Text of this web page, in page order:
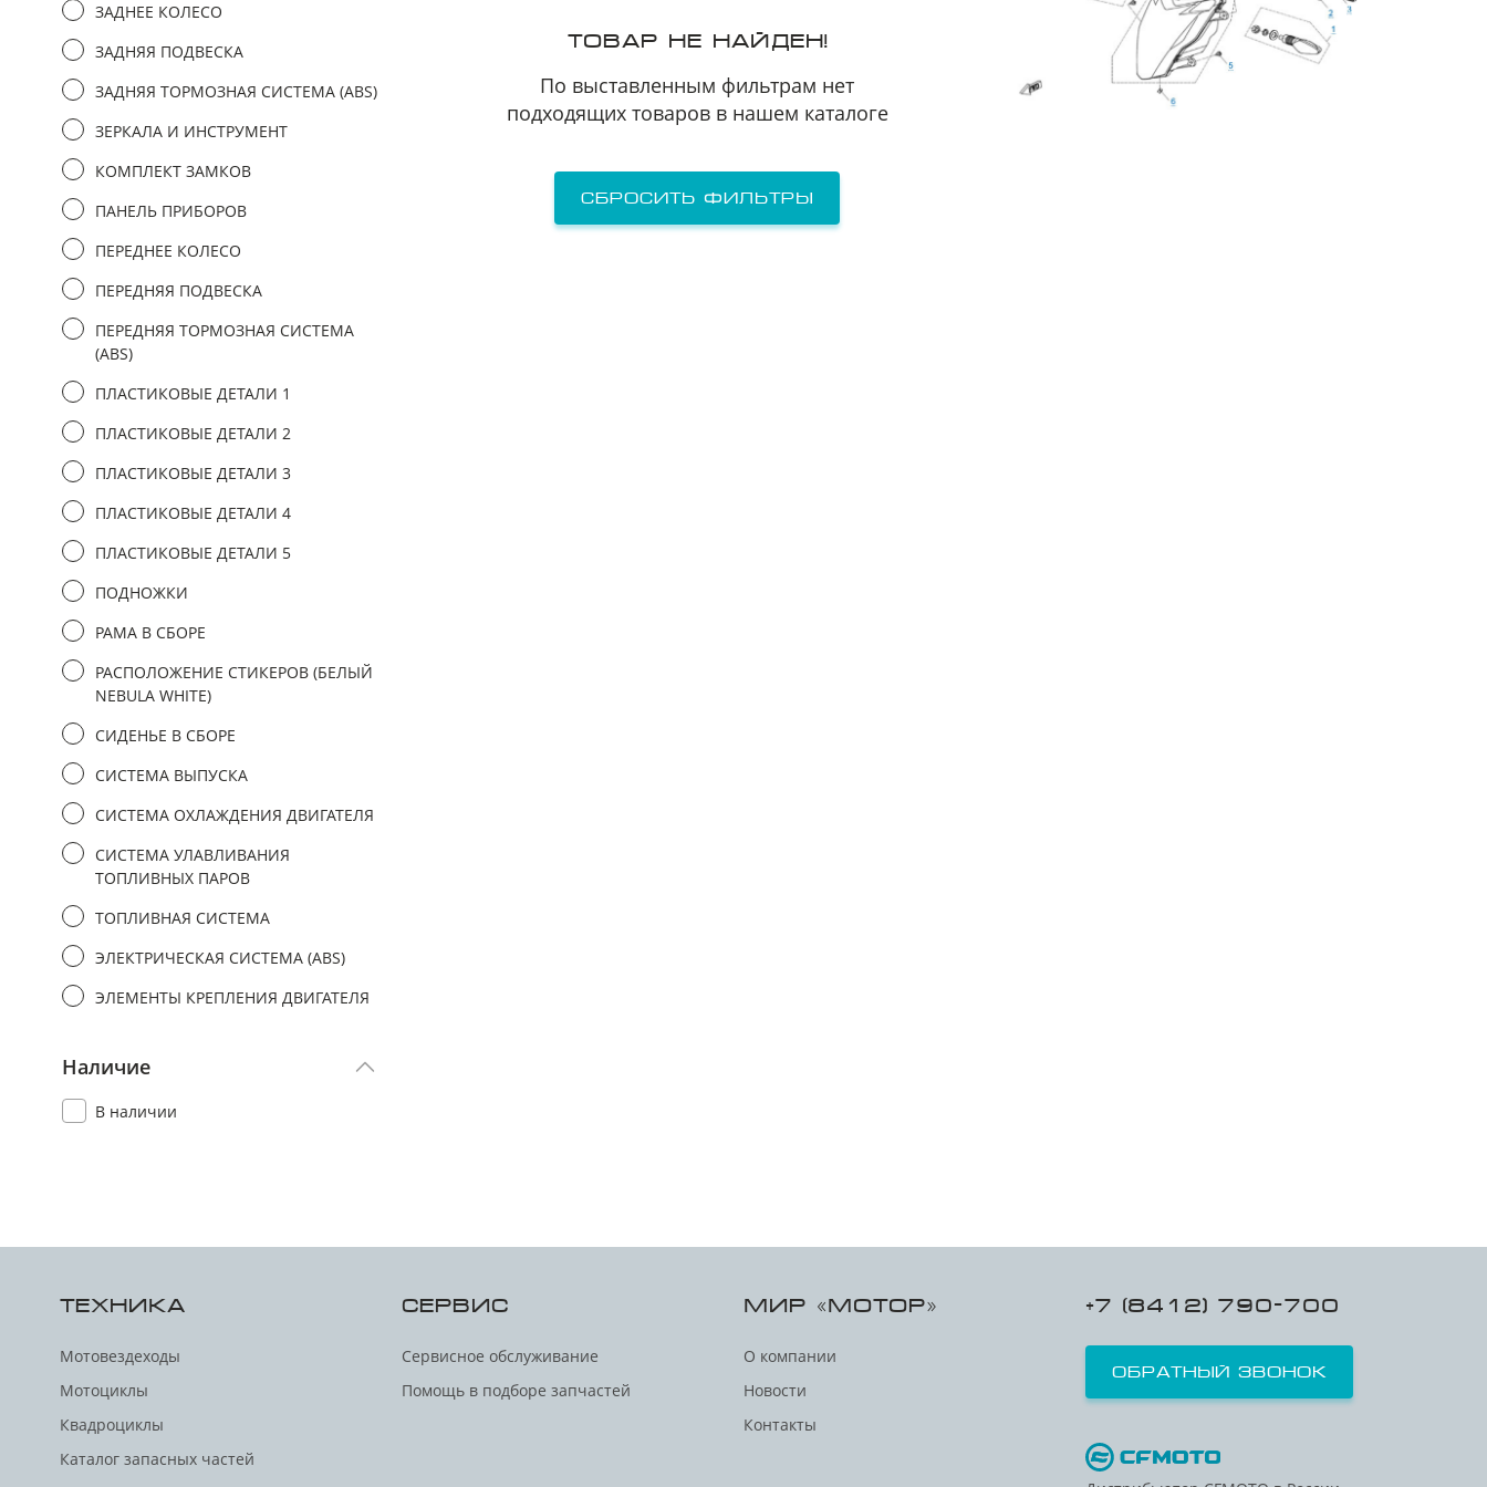
ЗАДНЕЕ КОЛЕСО
ЗАДНЯЯ ПОДВЕСКА
ЗАДНЯЯ ТОРМОЗНАЯ СИСТЕМА (ABS)
ЗЕРКАЛА И ИНСТРУМЕНТ
КОМПЛЕКТ ЗАМКОВ
ПАНЕЛЬ ПРИБОРОВ
ПЕРЕДНЕЕ КОЛЕСО
ПЕРЕДНЯЯ ПОДВЕСКА
ПЕРЕДНЯЯ ТОРМОЗНАЯ СИСТЕМА
(ABS)
ПЛАСТИКОВЫЕ ДЕТАЛИ 1
ПЛАСТИКОВЫЕ ДЕТАЛИ 2
ПЛАСТИКОВЫЕ ДЕТАЛИ 3
ПЛАСТИКОВЫЕ ДЕТАЛИ 4
ПЛАСТИКОВЫЕ ДЕТАЛИ 5
ПОДНОЖКИ
РАМА В СБОРЕ
РАСПОЛОЖЕНИЕ СТИКЕРОВ (БЕЛЫЙ
NEBULA WHITE)
СИДЕНЬЕ В СБОРЕ
СИСТЕМА ВЫПУСКА
СИСТЕМА ОХЛАЖДЕНИЯ ДВИГАТЕЛЯ
СИСТЕМА УЛАВЛИВАНИЯ
ТОПЛИВНЫХ ПАРОВ
ТОПЛИВНАЯ СИСТЕМА
ЭЛЕКТРИЧЕСКАЯ СИСТЕМА (ABS)
ЭЛЕМЕНТЫ КРЕПЛЕНИЯ ДВИГАТЕЛЯ
Наличие
В наличии
ТОВАР НЕ НАЙДЕН!
По выставленным фильтрам нет
подходящих товаров в нашем каталоге
Сбросить фильтры
ТЕХНИКА
Мотовездеходы
Мотоциклы
Квадроциклы
Каталог запасных частей
СЕРВИС
Сервисное обслуживание
Помощь в подборе запчастей
МИР «МОТОР»
О компании
Новости
Контакты
+7 (8412) 790-700
Обратный звонок
Пользовательское соглашение
Я соглашаюсь напередачу персональных данных